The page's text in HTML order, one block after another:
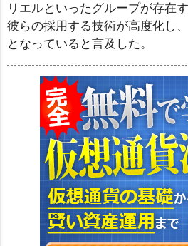
リエルといったグループが存在
彼らの採用する技術が高度化し
となっていると言及した。